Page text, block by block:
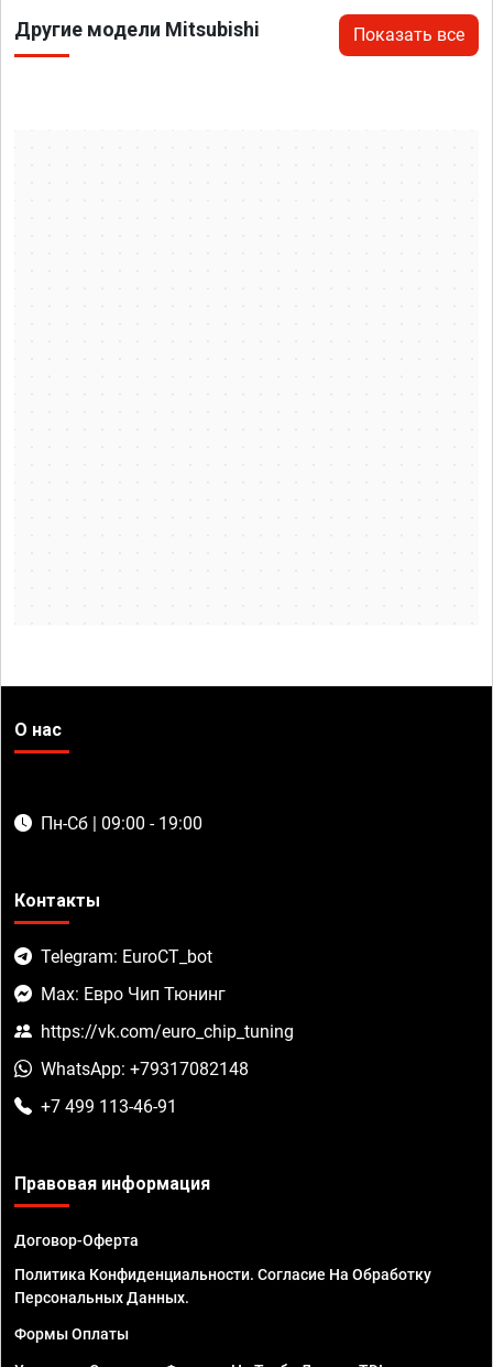
Другие модели Mitsubishi Показать все
О нас
Пн-Сб | 09:00 - 19:00
Контакты
Telegram: EuroCT_bot
Max: Евро Чип Тюнинг
https://vk.com/euro_chip_tuning
WhatsApp: +79317082148
+7 499 113-46-91
Правовая информация
Договор-Оферта
Политика Конфиденциальности. Согласие На Обработку
Персональных Данных.
Формы Оплаты